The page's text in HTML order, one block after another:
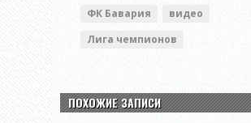
ФК Бавария
видео
Лига чемпионов
ПОХОЖИЕ ЗАПИСИ